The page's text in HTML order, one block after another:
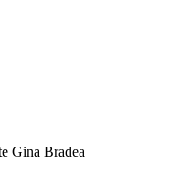
Gina Bradea